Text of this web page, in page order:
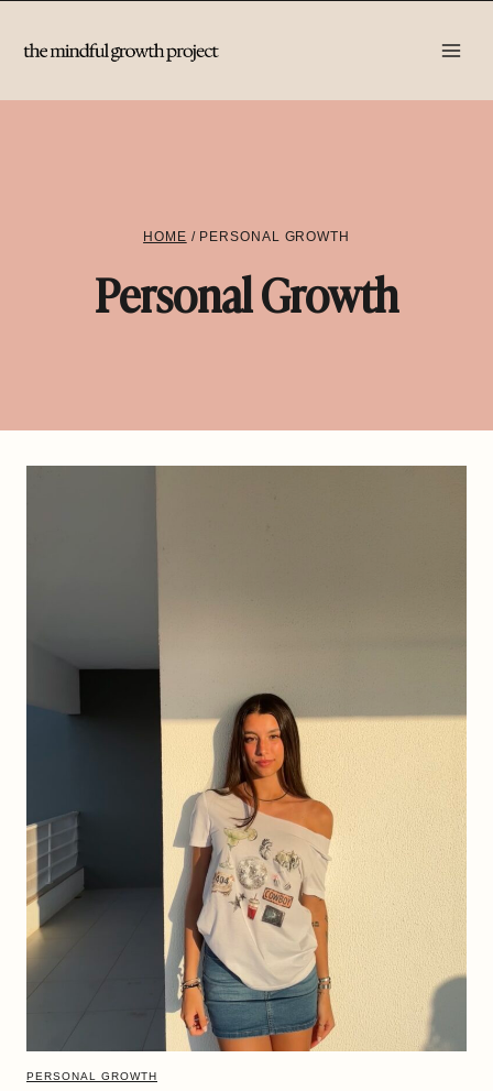
Inhalt
HOME / PERSONAL GROWTH
Personal Growth
PERSONAL GROWTH